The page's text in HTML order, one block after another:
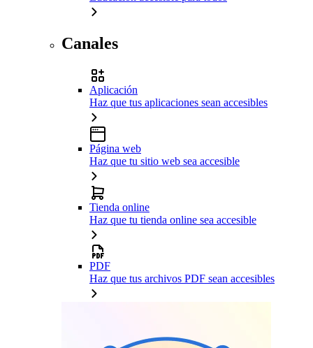
Canales
Aplicación
Haz que tus aplicaciones sean accesibles
Página web
Haz que tu sitio web sea accesible
Tienda online
Haz que tu tienda online sea accesible
PDF
Haz que tus archivos PDF sean accesibles